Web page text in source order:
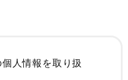
人情報を取り扱